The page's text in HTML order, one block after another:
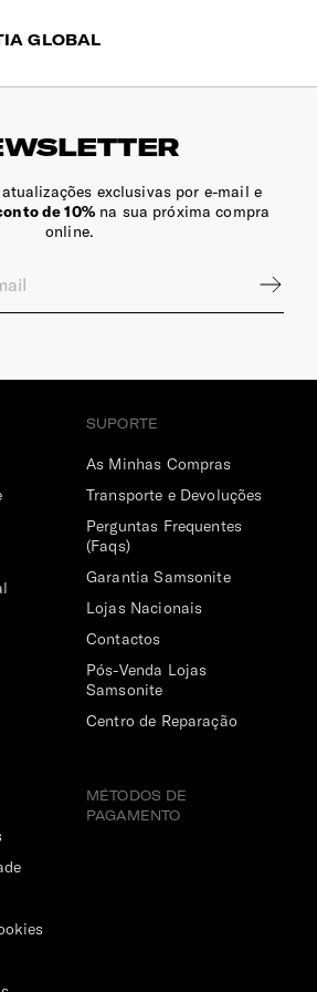
genérica.
GLOBAL
exclusivas por e-mail e
de 10%na sua próxima compra
online.
SUPORTE
As Minhas Compras
Transporte e Devoluções
Perguntas Frequentes
(Faqs)
Garantia Samsonite
Lojas Nacionais
Contactos
Pós-Venda Lojas
Samsonite
Centro de Reparação
MÉTODOS DE
PAGAMENTO